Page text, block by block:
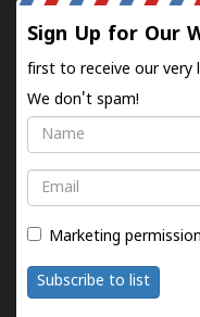
Sign Up for Our
first to receive our very
We don't spam!
Name
Email
Marketing permission
Subscribe to list